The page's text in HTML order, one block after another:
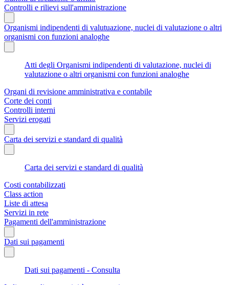
Controlli e rilievi sull'amministrazione
Organismi indipendenti di valutuazione, nuclei di valutazione o altri
organismi con funzioni analoghe
Atti degli Organismi indipendenti di valutazione, nuclei di
valutazione o altri organismi con funzioni analoghe
Organi di revisione amministrativa e contabile
Corte dei conti
Controlli interni
Servizi erogati
Carta dei servizi e standard di qualità
Carta dei servizi e standard di qualità
Costi contabilizzati
Class action
Liste di attesa
Servizi in rete
Pagamenti dell'amministrazione
Dati sui pagamenti
Dati sui pagamenti - Consulta